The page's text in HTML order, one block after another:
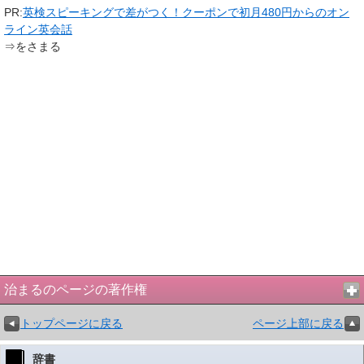
PR:英検スピーキングで差がつく！クーポンで初月480円からのオン
ライン英会話
⇒をさまる
治まるのページの著作権
トップページに戻る ページ上部に戻る
辞書